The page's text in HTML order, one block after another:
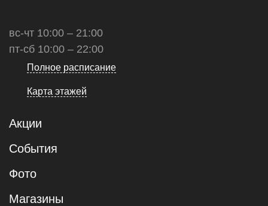
вс-чт 10:00 – 21:00
пт-сб 10:00 – 22:00
Полное расписание
Карта этажей
Акции
События
Фото
Магазины